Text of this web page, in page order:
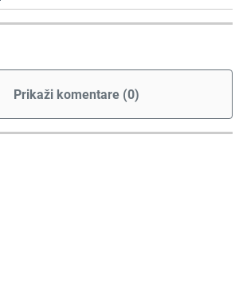
Prikaži komentare (0)